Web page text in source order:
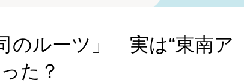
のルーツ」 実は“東南ア
た？